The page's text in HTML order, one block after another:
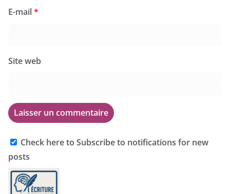
E-mail*
Site web
Check here to Subscribe to notifications for new
posts